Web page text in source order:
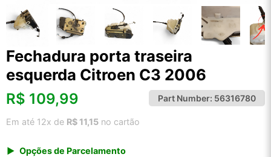
Fechadura porta traseira
esquerda Citroen C3 2006
R$ 109,99 Part Number: 56316780
Em até 12x de R$ 11,15 no cartão
Opções de Parcelamento